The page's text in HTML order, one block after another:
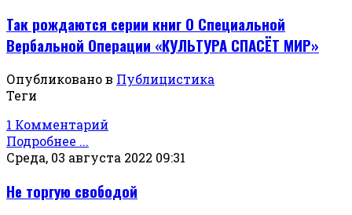
Так рождаются серии книг О Специальной
Вербальной Операции «КУЛЬТУРА СПАСЁТ МИР»
Опубликовано в Публицистика
Теги
1 Комментарий
Подробнее ...
Среда, 03 августа 2022 09:31
Не торгую свободой